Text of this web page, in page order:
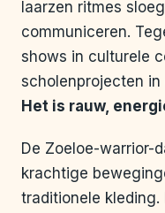
laarzen ritmes
communiceren.
shows in culturele
scholenprojecten
Het is rauw,
De Zoeloe-warrior-
krachtige
traditionele kleding.